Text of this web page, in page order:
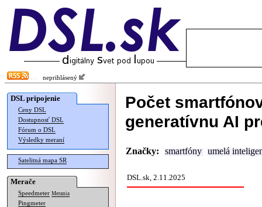
neprihlásený
DSL pripojenie
Ceny DSL
Dostupnosť DSL
Fórum o DSL
Výsledky meraní
Satelitná mapa SR
Merače
Speedmeter Merania
Pingmeter
Počet
generatívnu AI
Značky: smartfóny umelá
DSL.sk, 2.11.2025